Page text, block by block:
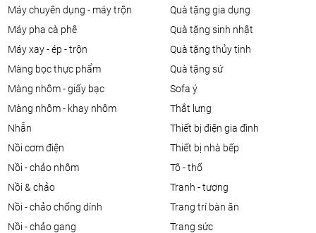
máy chuyên dụng - máy trộn
máy pha cà phê
máy xay - ép - trộn
màng bọc thực phẩm
màng nhôm - giấy bạc
màng nhôm - khay nhôm
nhẫn
nồi cơm điện
nồi - chảo nhôm
nồi & chảo
nồi - chảo chống dính
nồi - chảo gang
quà tặng gia dụng
quà tặng sinh nhật
quà tặng thủy tinh
quà tặng sứ
sofa ý
thắt lưng
thiết bị điện gia đình
thiết bị nhà bếp
tô - thố
tranh - tượng
trang trí bàn ăn
trang sức